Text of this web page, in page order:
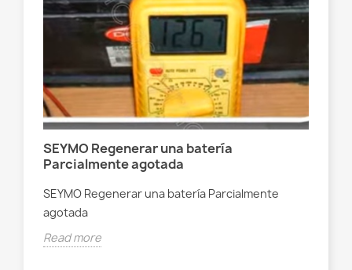
SEYMO Regenerar una batería
Parcialmente agotada
SEYMO Regenerar una batería Parcialmente
agotada
Read more